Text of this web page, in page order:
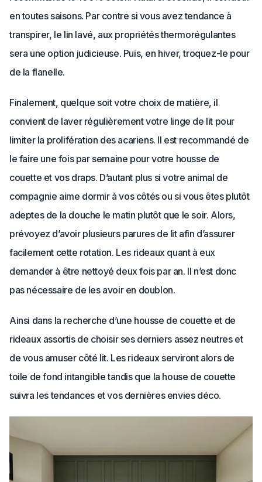
en toutes saisons. Par contre si vous avez tendance à
transpirer, le lin lavé, aux propriétés thermorégulantes
sera une option judicieuse. Puis, en hiver, troquez-le pour
de la flanelle.
Finalement, quelque soit votre choix de matière, il
convient de laver régulièrement votre linge de lit pour
limiter la prolifération des acariens. Il est recommandé de
le faire une fois par semaine pour votre housse de
couette et vos draps. D’autant plus si votre animal de
compagnie aime dormir à vos côtés ou si vous êtes plutôt
adeptes de la douche le matin plutôt que le soir. Alors,
prévoyez d’avoir plusieurs parures de lit afin d’assurer
facilement cette rotation. Les rideaux quant à eux
demander à être nettoyé deux fois par an. Il n’est donc
pas nécessaire de les avoir en doublon.
Ainsi dans la recherche d’une housse de couette et de
rideaux assortis de choisir ses derniers assez neutres et
de vous amuser côté lit. Les rideaux serviront alors de
toile de fond intangible tandis que la house de couette
suivra les tendances et vos dernières envies déco.